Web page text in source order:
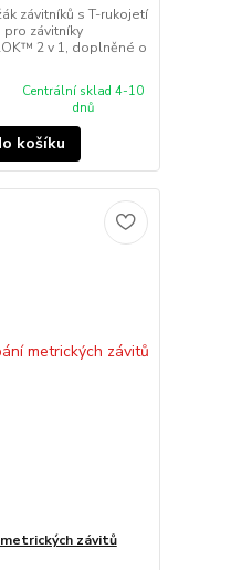
závitníků s T-rukojetí
závitníky
2 v 1, doplněné o
Centrální sklad 4-10
dnů
košíku
závitů